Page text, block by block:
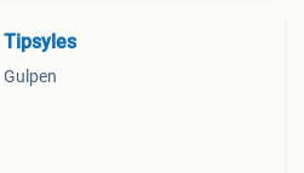
Tipsyles
Gulpen